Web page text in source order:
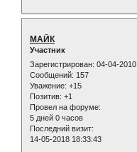
МАЙК
Участник
Зарегистрирован: 04-04-2010
Сообщений: 157
Уважение: +15
Позитив: +1
Провел на форуме:
5 дней 0 часов
Последний визит:
14-05-2018 18:33:43